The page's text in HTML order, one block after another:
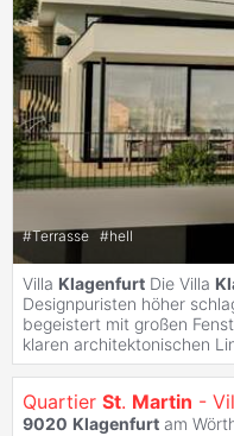
#Terrasse #hell
Villa Klagenfurt Die Villa
Designpuristen höher
begeistert mit großen
klaren architektonischen
Quartier St. Martin -
9020 Klagenfurt am